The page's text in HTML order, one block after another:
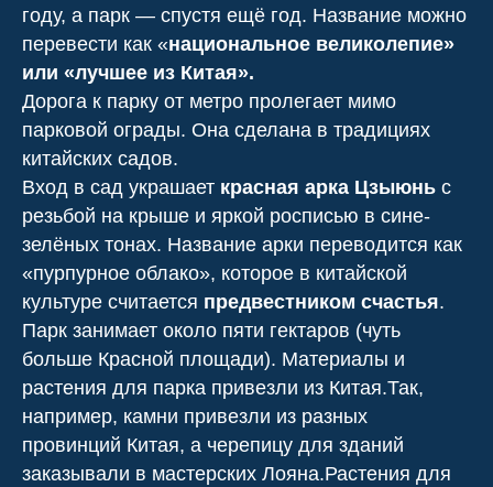
году, а парк — спустя ещё год. Название можно
перевести как «национальное великолепие»
или «лучшее из Китая».
Дорога к парку от метро пролегает мимо
парковой ограды. Она сделана в традициях
китайских садов.
Вход в сад украшает красная арка Цзыюнь с
резьбой на крыше и яркой росписью в сине-
зелёных тонах. Название арки переводится как
«пурпурное облако», которое в китайской
культуре считается предвестником счастья.
Парк занимает около пяти гектаров (чуть
больше Красной площади). Материалы и
растения для парка привезли из Китая.Так,
например, камни привезли из разных
провинций Китая, а черепицу для зданий
заказывали в мастерских Лояна.Растения для